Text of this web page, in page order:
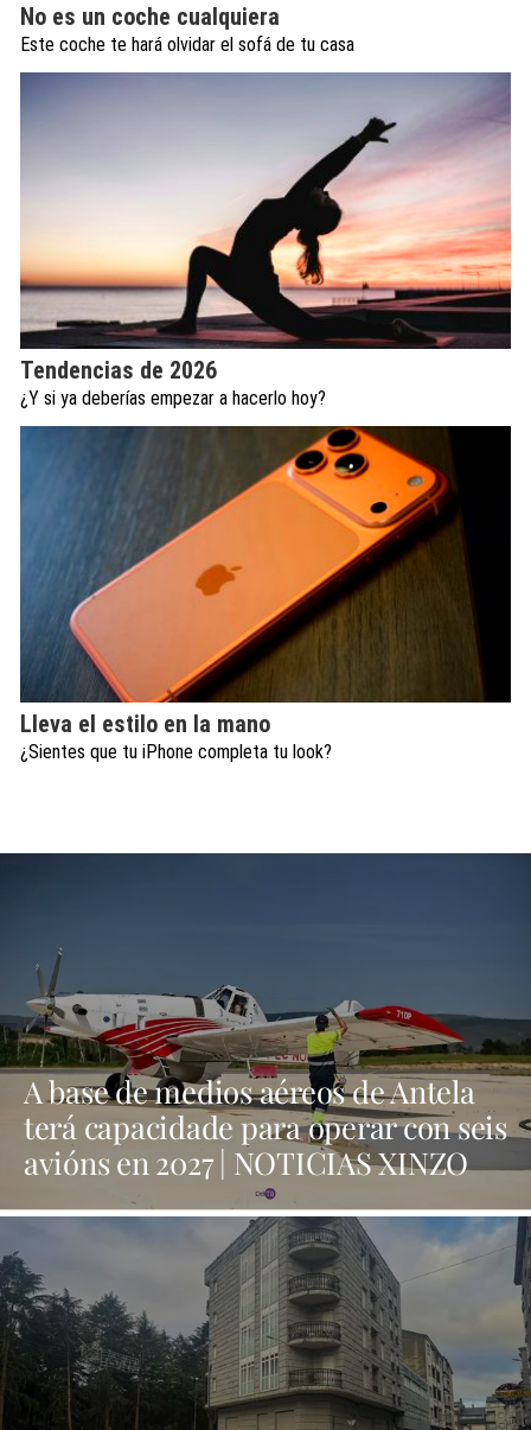
No es un coche cualquiera
Este coche te hará olvidar el sofá de tu casa
Tendencias de 2026
¿Y si ya deberías empezar a hacerlo hoy?
Lleva el estilo en la mano
¿Sientes que tu iPhone completa tu look?
A base de medios aéreos de Antela
terá capacidade para operar con seis
avións en 2027 | NOTICIAS XINZO